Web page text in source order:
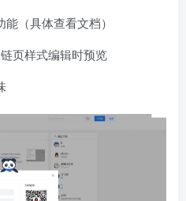
（具体查看文档）
页样式编辑时预览